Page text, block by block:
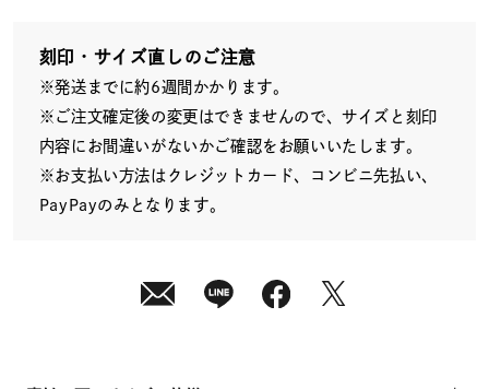
刻印・サイズ直しのご注意
※発送までに約6週間かかります。
※ご注文確定後の変更はできませんので、サイズと刻印
内容にお間違いがないかご確認をお願いいたします。
※お支払い方法はクレジットカード、コンビニ先払い、
PayPayのみとなります。